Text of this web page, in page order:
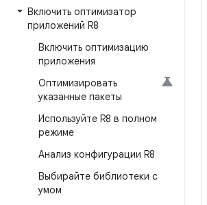
Включить оптимизатор
приложений R8
Включить оптимизацию
приложения
Оптимизировать
указанные пакеты
Используйте R8 в полном
режиме
Анализ конфигурации R8
Выбирайте библиотеки с
умом